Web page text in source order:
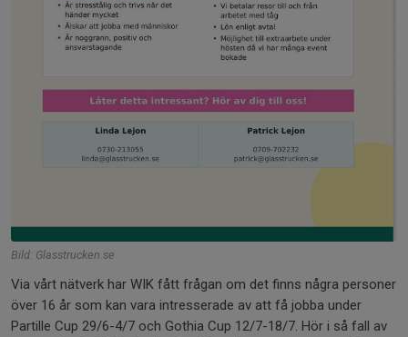
Bild: Glasstrucken.se
Via vårt nätverk har WIK fått frågan om det finns några personer
över 16 år som kan vara intresserade av att få jobba under
Partille Cup 29/6-4/7 och Gothia Cup 12/7-18/7. Hör i så fall av